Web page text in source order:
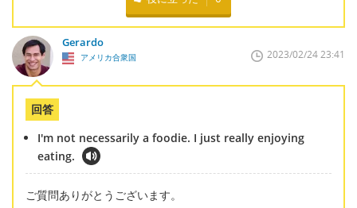
Gerardo
アメリカ合衆国 2023/02/24 23:41
回答
I'm not necessarily a foodie. I just really enjoying
eating.
ご質問ありがとうございます。